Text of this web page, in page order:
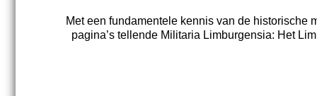
Met een fundamentele kennis van de historische
pagina’s tellende Militaria Limburgensia: Het